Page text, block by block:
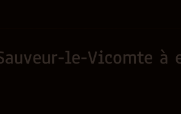
le-Vicomte à